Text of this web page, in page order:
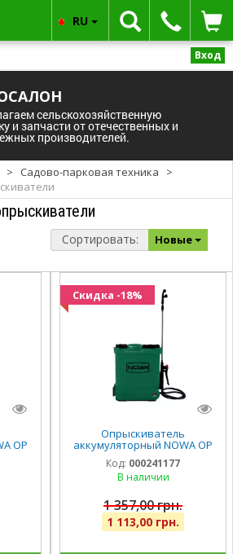
Вход
сельскохозяйственную
и запчасти от отечественных и
производителей.
RU
> Садово-парковая техника
>
Сортировать: Новые
OP
Скидка -18%
Опрыскиватель
аккумуляторный NOWA OP
2812o
Код: 000241177
В наличии
1 357,00 грн.
1 113,00 грн.